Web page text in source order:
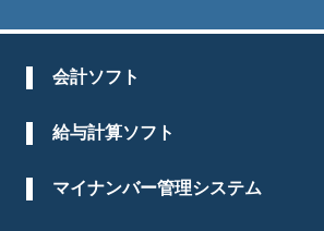
会計ソフト
給与計算ソフト
マイナンバー管理システム